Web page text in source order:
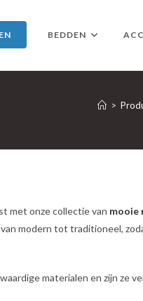
BEDDEN
>
met onze collectie van mooie
modern tot traditioneel,
materialen en zijn ze